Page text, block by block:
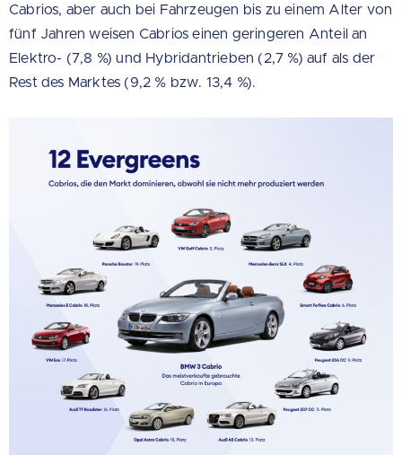
Cabrios, aber auch bei Fahrzeugen bis zu einem Alter von
fünf Jahren weisen Cabrios einen geringeren Anteil an
Elektro- (7,8 %) und Hybridantrieben (2,7 %) auf als der
Rest des Marktes (9,2 % bzw. 13,4 %).